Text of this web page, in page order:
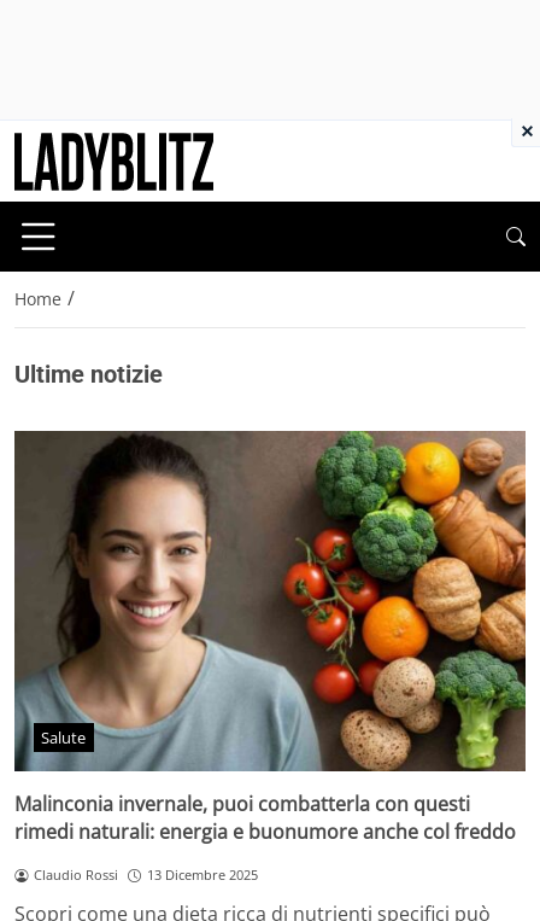
Home /
Ultime notizie
Salute
Malinconia invernale, puoi combatterla con questi
rimedi naturali: energia e buonumore anche col freddo
Claudio Rossi 13 Dicembre 2025
Scopri come una dieta ricca di nutrienti specifici può
×